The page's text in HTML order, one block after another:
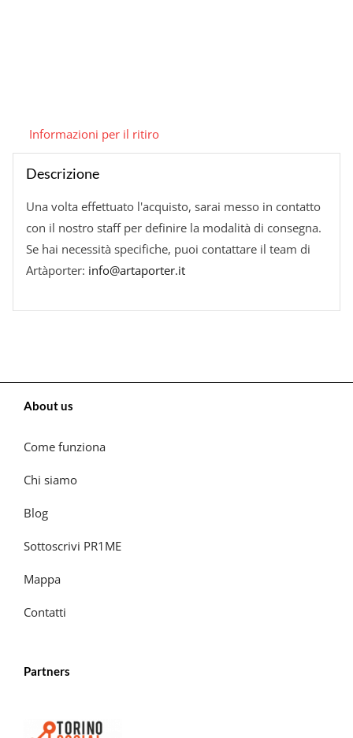
Informazioni per il ritiro
Descrizione
Una volta effettuato l'acquisto, sarai messo in contatto
con il nostro staff per definire la modalità di consegna.
Se hai necessità specifiche, puoi contattare il team di
Artàporter: info@artaporter.it
About us
Come funziona
Chi siamo
Blog
Sottoscrivi PR1ME
Mappa
Contatti
Partners